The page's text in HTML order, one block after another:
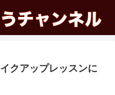
クアップレッスンに